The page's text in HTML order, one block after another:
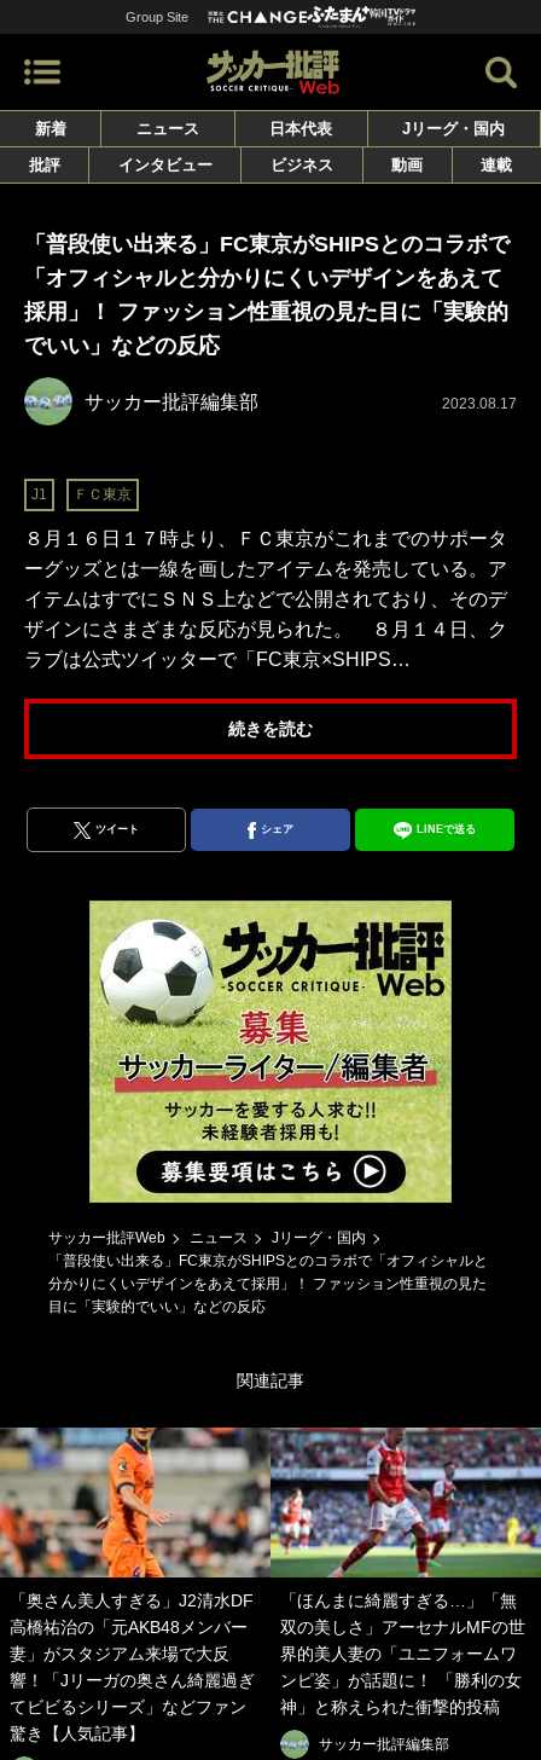
Group Site
新着 ニュース 日本代表
Jリーグ・国内
批評
インタビュー ビジネス 動画 連載
「普段使い出来る」FC東京がSHIPSとのコラボで
「オフィシャルと分かりにくいデザインをあえて
採用」！ ファッション性重視の見た目に「実験的
でいい」などの反応
サッカー批評編集部 2023.08.17
J1 ＦＣ東京
８月１６日１７時より、ＦＣ東京がこれまでのサポータ
ーグッズとは一線を画したアイテムを発売している。ア
イテムはすでにＳＮＳ上などで公開されており、そのデ
ザインにさまざまな反応が見られた。 ８月１４日、ク
ラブは公式ツイッターで「FC東京×SHIPS…
続きを読む
ツイート シェア LINEで送る
サッカー批評Web ニュース
Jリーグ・国内
「普段使い出来る」FC東京がSHIPSとのコラボで「オフィシャルと
分かりにくいデザインをあえて採用」！ ファッション性重視の見た
目に「実験的でいい」などの反応
関連記事
「奥さん美人すぎる」J2清水DF
高橋祐治の「元AKB48メンバー
妻」がスタジアム来場で大反
響！「Jリーガの奥さん綺麗過ぎ
てビビるシリーズ」などファン
驚き【人気記事】
「ほんまに綺麗すぎる…」「無
双の美しさ」アーセナルMFの世
界的美人妻の「ユニフォームワ
ンピ姿」が話題に！ 「勝利の女
神」と称えられた衝撃的投稿
サッカー批評編集部